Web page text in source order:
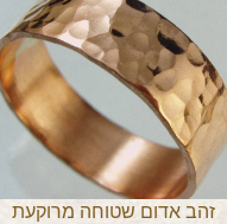
זהב אדום שטוחה מרוקעת